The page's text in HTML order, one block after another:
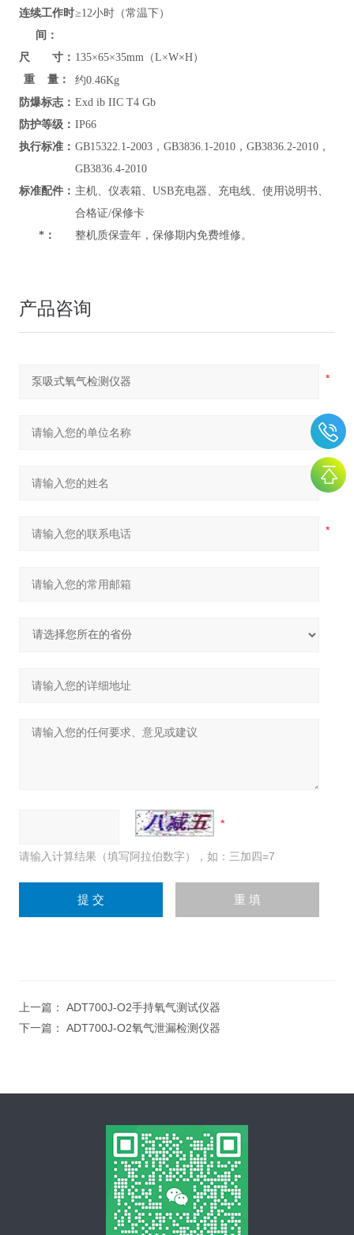
连续工作时
间：
≥12小时（常温下）
尺 寸： 135×65×35mm（L×W×H）
重 量：
约0.46Kg
防爆标志： Exd ib IIC T4 Gb
防护等级： IP66
执行标准： GB15322.1-2003，GB3836.1-2010，GB3836.2-2010，
GB3836.4-2010
标准配件： 主机、仪表箱、USB充电器、充电线、使用说明书、
合格证/保修卡
*：
整机质保壹年，保修期内免费维修。
产品咨询
请输入计算结果（填写阿拉伯数字），如：三加四=7
上一篇： ADT700J-O2手持氧气测试仪器
下一篇： ADT700J-O2氧气泄漏检测仪器